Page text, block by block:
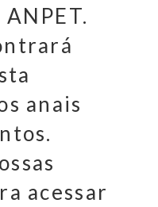
anais
acessar